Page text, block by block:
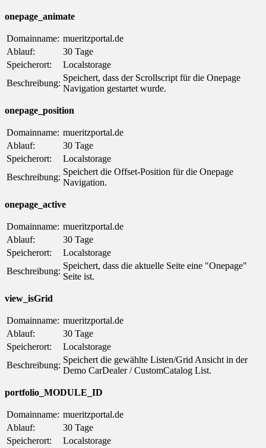
onepage_animate
Domainname: mueritzportal.de
Ablauf:
30 Tage
Speicherort:
Localstorage
Beschreibung:
Speichert, dass der Scrollscript für die Onepage
Navigation gestartet wurde.
onepage_position
Domainname: mueritzportal.de
Ablauf:
30 Tage
Speicherort:
Localstorage
Beschreibung:
Speichert die Offset-Position für die Onepage
Navigation.
onepage_active
Domainname: mueritzportal.de
Ablauf:
30 Tage
Speicherort:
Localstorage
Beschreibung:
Speichert, dass die aktuelle Seite eine "Onepage"
Seite ist.
view_isGrid
Domainname: mueritzportal.de
Ablauf:
30 Tage
Speicherort:
Localstorage
Beschreibung:
Speichert die gewählte Listen/Grid Ansicht in der
Demo CarDealer / CustomCatalog List.
portfolio_MODULE_ID
Domainname: mueritzportal.de
Ablauf:
30 Tage
Speicherort:
Localstorage